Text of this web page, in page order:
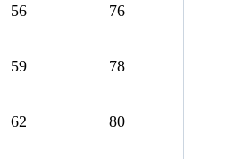
56 76
59 78
62 80